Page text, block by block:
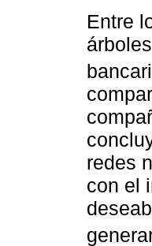
Entre
redes
con el